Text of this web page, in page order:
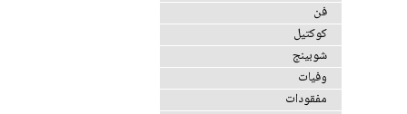
فن
كوكتيل
شوبينج
وفيات
مفقودات